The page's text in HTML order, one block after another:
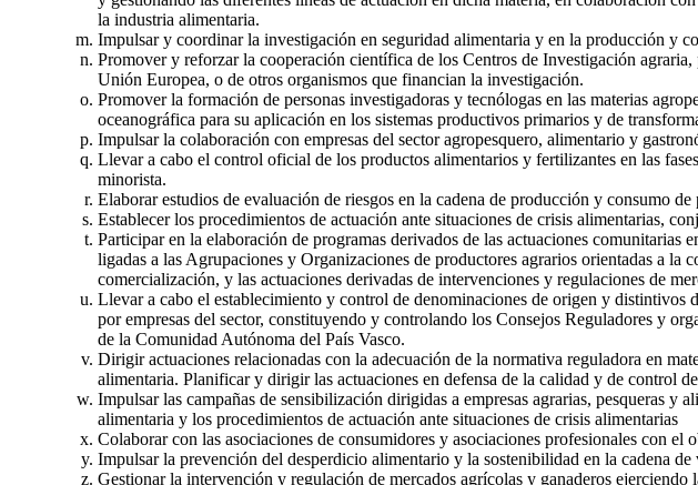
la industria alimentaria.
Impulsar y coordinar la investigación en seguridad alimentaria y en la producción y
Promover y reforzar la cooperación científica de los Centros de Investigación
Unión Europea, o de otros organismos que financian la investigación.
Promover la formación de personas investigadoras y tecnólogas en las materias
oceanográfica para su aplicación en los sistemas productivos primarios y de
Impulsar la colaboración con empresas del sector agropesquero, alimentario y
Llevar a cabo el control oficial de los productos alimentarios y fertilizantes en las
minorista.
Elaborar estudios de evaluación de riesgos en la cadena de producción y consumo
Establecer los procedimientos de actuación ante situaciones de crisis alimentarias,
Participar en la elaboración de programas derivados de las actuaciones
ligadas a las Agrupaciones y Organizaciones de productores agrarios orientadas a
comercialización, y las actuaciones derivadas de intervenciones y regulaciones de
Llevar a cabo el establecimiento y control de denominaciones de origen y
por empresas del sector, constituyendo y controlando los Consejos Reguladores y
de la Comunidad Autónoma del País Vasco.
Dirigir actuaciones relacionadas con la adecuación de la normativa reguladora en
alimentaria. Planificar y dirigir las actuaciones en defensa de la calidad y de control
Impulsar las campañas de sensibilización dirigidas a empresas agrarias, pesqueras y
alimentaria y los procedimientos de actuación ante situaciones de crisis alimentarias
Colaborar con las asociaciones de consumidores y asociaciones profesionales con
Impulsar la prevención del desperdicio alimentario y la sostenibilidad en la cadena
Gestionar la intervención y regulación de mercados agrícolas y ganaderos ejerciendo